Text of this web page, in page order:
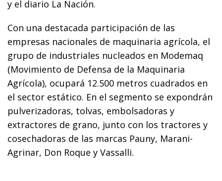
y el diario La Nación.
Con una destacada participación de las
empresas nacionales de maquinaria agrícola, el
grupo de industriales nucleados en Modemaq
(Movimiento de Defensa de la Maquinaria
Agrícola), ocupará 12.500 metros cuadrados en
el sector estático. En el segmento se expondrán
pulverizadoras, tolvas, embolsadoras y
extractores de grano, junto con los tractores y
cosechadoras de las marcas Pauny, Marani-
Agrinar, Don Roque y Vassalli.